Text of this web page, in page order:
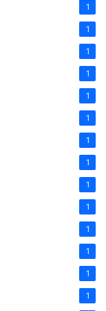
1
1
1
1
1
1
1
1
1
1
1
1
1
1